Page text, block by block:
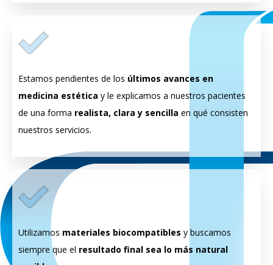
Estamos pendientes de los últimos avances en
medicina estética y le explicamos a nuestros pacientes
de una forma realista, clara y sencilla en qué consisten
nuestros servicios.
Utilizamos materiales biocompatibles y buscamos
siempre que el resultado final sea lo más natural